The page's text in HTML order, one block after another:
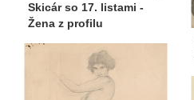
Skicár so 17. listami -
Žena z profilu